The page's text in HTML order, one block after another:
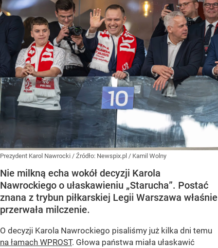
Prezydent Karol Nawrocki / Źródło: Newspix.pl / Kamil Wolny
Nie milkną echa wokół decyzji Karola
Nawrockiego o ułaskawieniu „Starucha”. Postać
znana z trybun piłkarskiej Legii Warszawa właśnie
przerwała milczenie.
O decyzji Karola Nawrockiego pisaliśmy już kilka dni temu
na łamach WPROST. Głowa państwa miała ułaskawić